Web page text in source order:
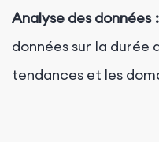
Analyse des données :
données sur la durée
tendances et les